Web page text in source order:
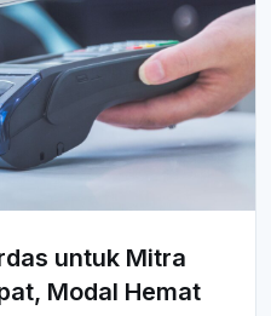
untuk Mitra
Modal Hemat